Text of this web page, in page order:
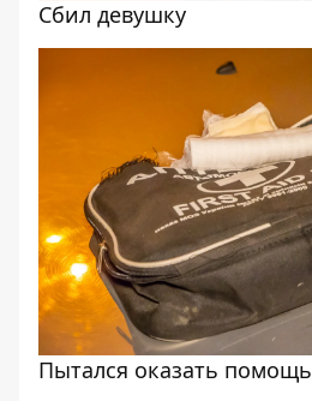
Сбил девушку
Пытался оказать помощь